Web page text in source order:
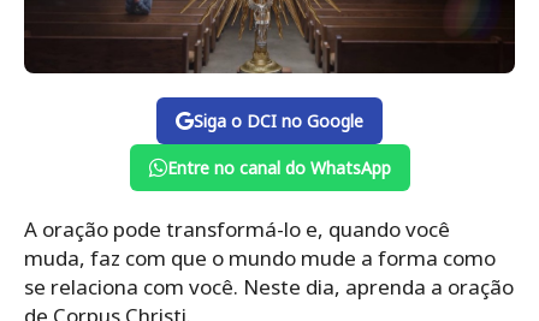
Siga o DCI no Google
Entre no canal do WhatsApp
A oração pode transformá-lo e, quando você
muda, faz com que o mundo mude a forma como
se relaciona com você. Neste dia, aprenda a oração